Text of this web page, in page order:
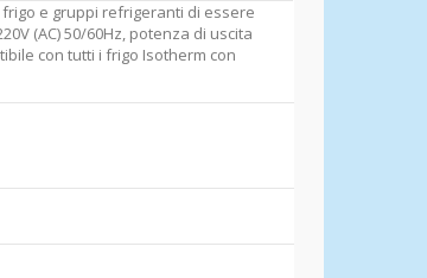
e gruppi refrigeranti di essere
(AC) 50/60Hz, potenza di uscita
con tutti i frigo Isotherm con